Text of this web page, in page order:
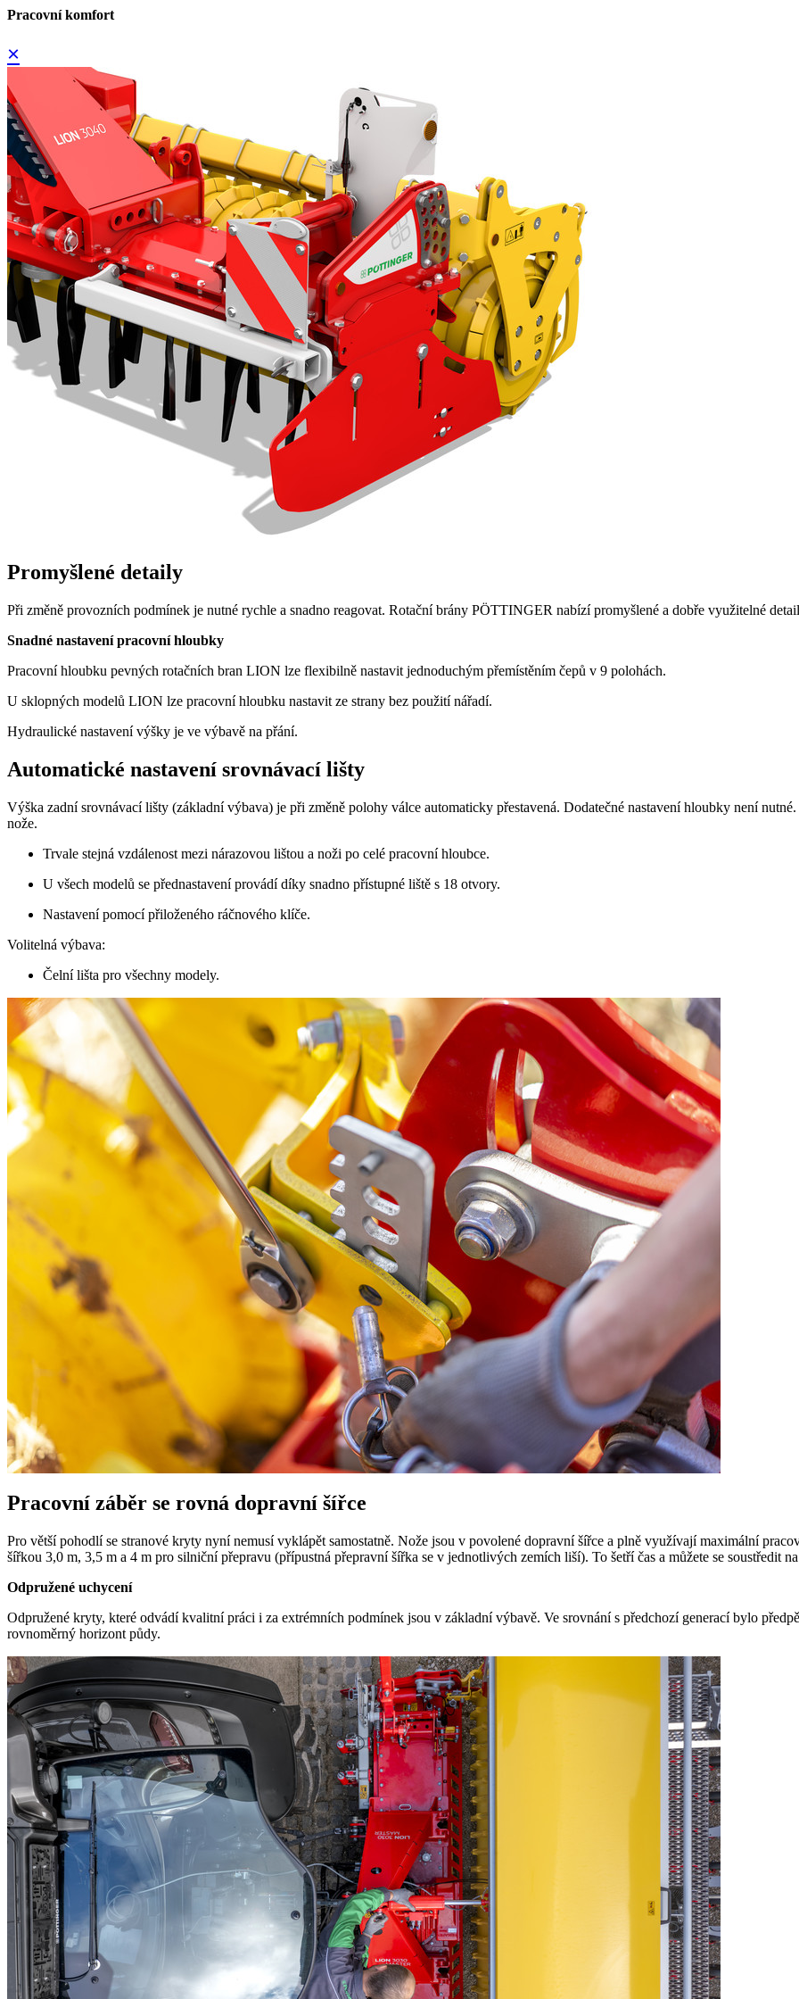
Pracovní komfort
×
Promyšlené detaily
Při změně provozních podmínek je nutné rychle a snadno reagovat. Rotační brány PÖTTINGER nabízí promyšlené a dobře využitelné
Snadné nastavení pracovní hloubky
Pracovní hloubku pevných rotačních bran LION lze flexibilně nastavit jednoduchým přemístěním čepů v 9 polohách.
U sklopných modelů LION lze pracovní hloubku nastavit ze strany bez použití nářadí.
Hydraulické nastavení výšky je ve výbavě na přání.
Automatické nastavení srovnávací lišty
Výška zadní srovnávací lišty (základní výbava) je při změně polohy válce automaticky přestavená. Dodatečné nastavení hloubky není
nože.
Trvale stejná vzdálenost mezi nárazovou lištou a noži po celé pracovní hloubce.
U všech modelů se přednastavení provádí díky snadno přístupné liště s 18 otvory.
Nastavení pomocí přiloženého ráčnového klíče.
Volitelná výbava:
Čelní lišta pro všechny modely.
Pracovní záběr se rovná dopravní šířce
Pro větší pohodlí se stranové kryty nyní nemusí vyklápět samostatně. Nože jsou v povolené dopravní šířce a plně využívají maximální
šířkou 3,0 m, 3,5 m a 4 m pro silniční přepravu (přípustná přepravní šířka se v jednotlivých zemích liší). To šetří čas a můžete se soustředit
Odpružené uchycení
Odpružené kryty, které odvádí kvalitní práci i za extrémních podmínek jsou v základní výbavě. Ve srovnání s předchozí generací bylo
rovnoměrný horizont půdy.